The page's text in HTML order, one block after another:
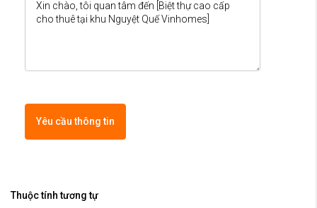
Yêu cầu thông tin
Thuộc tính tương tự